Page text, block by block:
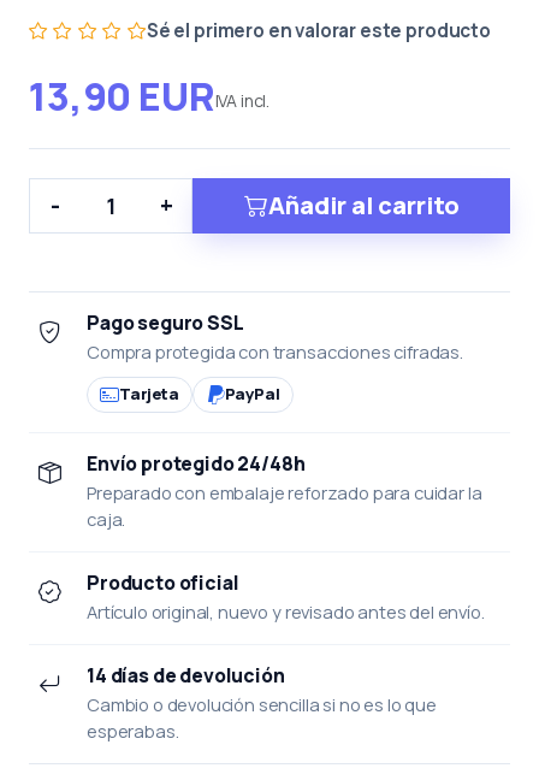
Sé el primero en valorar este producto
13,90 EURIVA incl.
- + Añadir al carrito
Pago seguro SSL
Compra protegida con transacciones cifradas.
Tarjeta PayPal
Envío protegido 24/48h
Preparado con embalaje reforzado para cuidar la
caja.
Producto oficial
Artículo original, nuevo y revisado antes del envío.
14 días de devolución
Cambio o devolución sencilla si no es lo que
esperabas.